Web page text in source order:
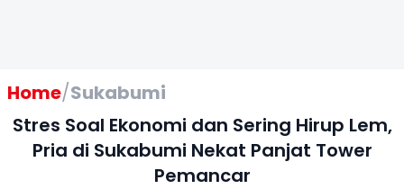
Home/Sukabumi
Stres Soal Ekonomi dan Sering Hirup Lem,
Pria di Sukabumi Nekat Panjat Tower
Pemancar